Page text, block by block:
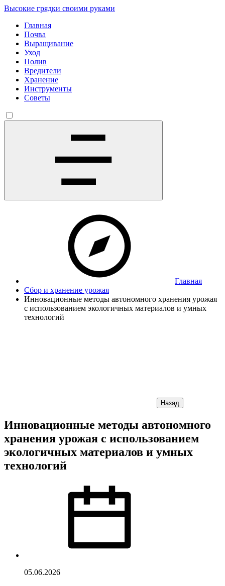
Высокие грядки своими руками
Главная
Почва
Выращивание
Уход
Полив
Вредители
Хранение
Инструменты
Советы
Главная
Сбор и хранение урожая
Инновационные методы автономного хранения урожая
с использованием экологичных материалов и умных
технологий
Назад
Инновационные методы автономного
хранения урожая с использованием
экологичных материалов и умных
технологий
05.06.2026